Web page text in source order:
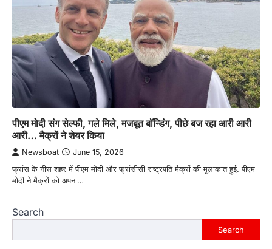
पीएम मोदी संग सेल्फी, गले मिले, मजबूत बॉन्डिंग, पीछे बज रहा आरी आरी
आरी… मैक्रों ने शेयर किया
Newsboat June 15, 2026
फ्रांस के नीस शहर में पीएम मोदी और फ्रांसीसी राष्ट्रपति मैक्रों की मुलाकात हुई. पीएम
मोदी ने मैक्रों को अपना…
Search
Search